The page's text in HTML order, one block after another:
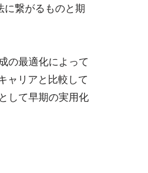
に繋がるものと期
の最適化によって
ャリアと比較して
して早期の実用化